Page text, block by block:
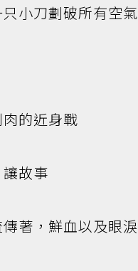
小刀劃破所有空氣
的近身戰
故事
著，鮮血以及眼淚